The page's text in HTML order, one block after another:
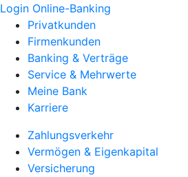
Login Online-Banking
Privatkunden
Firmenkunden
Banking & Verträge
Service & Mehrwerte
Meine Bank
Karriere
Zahlungsverkehr
Vermögen & Eigenkapital
Versicherung